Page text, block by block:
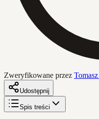
Zweryfikowane przez
Udostępnij
Spis treści